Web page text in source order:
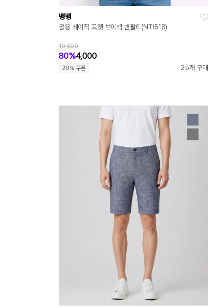
뱅뱅
공용 베이직 포켓 브이넥 반팔티(NTI518)
19,800
80%4,000
20% 쿠폰 25개 구매